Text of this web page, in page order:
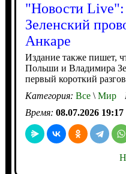
"Новости
Зеленский
Анкаре
Издание также пишет,
Польши и Владимира
первый короткий
Категория: Все\Мир
Время: 08.07.2026 19:17